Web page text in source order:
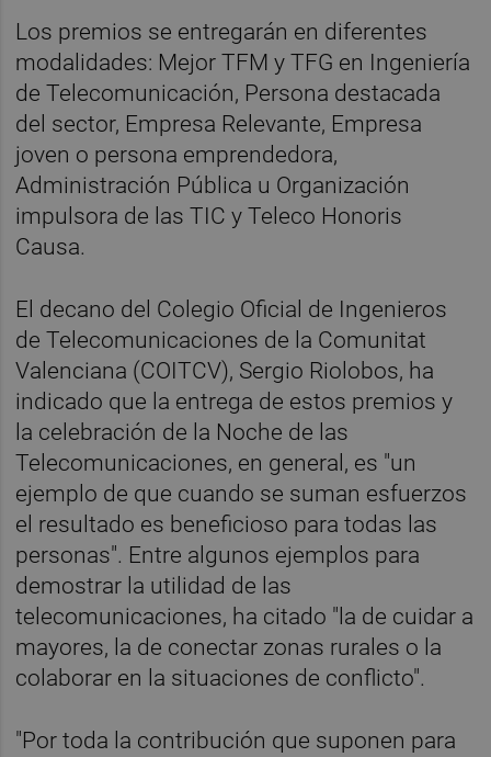
Los premios se entregarán en diferentes
modalidades: Mejor TFM y TFG en Ingeniería
de Telecomunicación, Persona destacada
del sector, Empresa Relevante, Empresa
joven o persona emprendedora,
Administración Pública u Organización
impulsora de las TIC y Teleco Honoris
Causa.
El decano del Colegio Oficial de Ingenieros
de Telecomunicaciones de la Comunitat
Valenciana (COITCV), Sergio Riolobos, ha
indicado que la entrega de estos premios y
la celebración de la Noche de las
Telecomunicaciones, en general, es "un
ejemplo de que cuando se suman esfuerzos
el resultado es beneficioso para todas las
personas". Entre algunos ejemplos para
demostrar la utilidad de las
telecomunicaciones, ha citado "la de cuidar a
mayores, la de conectar zonas rurales o la
colaborar en la situaciones de conflicto".
"Por toda la contribución que suponen para